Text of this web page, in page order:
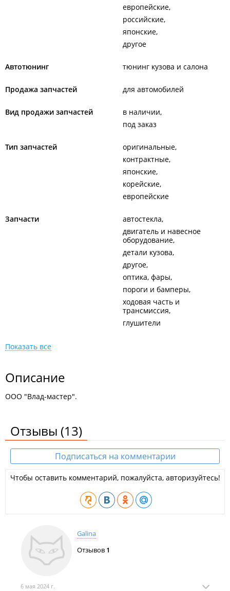
европейские
российские
японские
другое
Автотюнинг тюнинг кузова и салона
Продажа запчастей для автомобилей
Вид продажи запчастей
в наличии
под заказ
Тип запчастей
оригинальные
контрактные
японские
корейские
европейские
Запчасти
автостекла
двигатель и навесное
оборудование
детали кузова
другое
оптика, фары
пороги и бамперы
ходовая часть и
трансмиссия
глушители
Показать все
Описание
ООО "Влад-мастер".
Отзывы (13)
Подписаться на комментарии
Чтобы оставить комментарий, пожалуйста, авторизуйтесь!
Galina
Отзывов 1
6 мая 2024 г.